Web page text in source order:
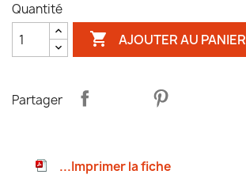
Quantité
 AJOUTER AU PANIER
Partager
...Imprimer la fiche